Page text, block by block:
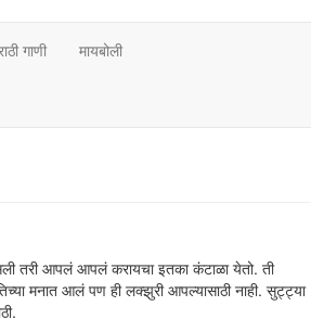
गाणी मायबोली
तरी आपलं आपलं करायचा इतका कंटाळा येतो. ती
मनात आलं पण ही लक्झुरी आपल्यासाठी नाही. सुट्ट्या